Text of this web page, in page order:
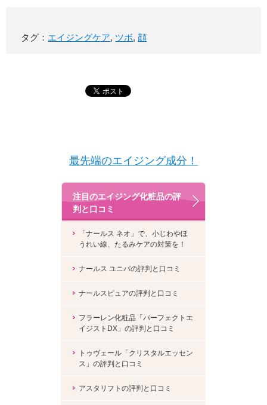
タグ： エイジングケア, ツボ, 顔
最先端のエイジング成分！
注目のエイジング化粧品の評
判と口コミ
「ナールス ネオ」で、小じわやほ
うれい線、たるみケアの対策を！
ナールス ユニバの評判と口コミ
ナールスピュアの評判と口コミ
フラーレン化粧品「パーフェクトエ
イジストDX」の評判と口コミ
トゥヴェール「クリスタルエッセン
ス」の評判と口コミ
アスタリフトの評判と口コミ